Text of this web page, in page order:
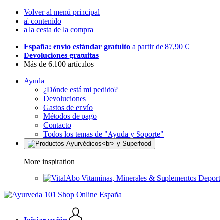
Volver al menú principal
al contenido
a la cesta de la compra
España: envío estándar gratuito a partir de 87,90 €
Devoluciones gratuitas
Más de 6.100 artículos
Ayuda
¿Dónde está mi pedido?
Devoluciones
Gastos de envío
Métodos de pago
Contacto
Todos los temas de "Ayuda y Soporte"
More inspiration
Vitaminas, Minerales & Suplementos